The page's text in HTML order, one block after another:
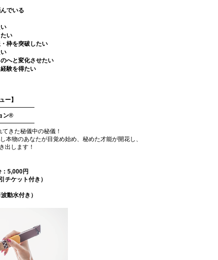
でいる
い
枠を突破したい
へと変化させたい
験を得たい
ー】
ン®
きた秘儀中の秘儀！
本物のあなたが目覚め始め、秘めた才能が開花し、
出します！
5,000円
ケット付き）
水付き）